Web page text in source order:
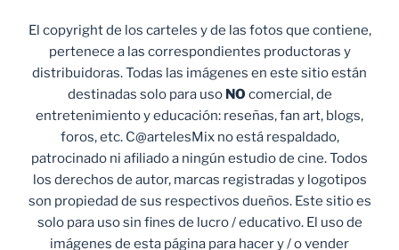
El copyright de los carteles y de las fotos que contiene,
pertenece a las correspondientes productoras y
distribuidoras. Todas las imágenes en este sitio están
destinadas solo para uso NO comercial, de
entretenimiento y educación: reseñas, fan art, blogs,
foros, etc. C@artelesMix no está respaldado,
patrocinado ni afiliado a ningún estudio de cine. Todos
los derechos de autor, marcas registradas y logotipos
son propiedad de sus respectivos dueños. Este sitio es
solo para uso sin fines de lucro / educativo. El uso de
imágenes de esta página para hacer y / o vender